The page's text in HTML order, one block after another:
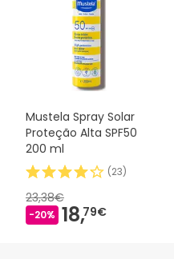
Mustela Spray Solar
Proteção Alta SPF50
200 ml
(23)
23,38€
-20% 18,79€